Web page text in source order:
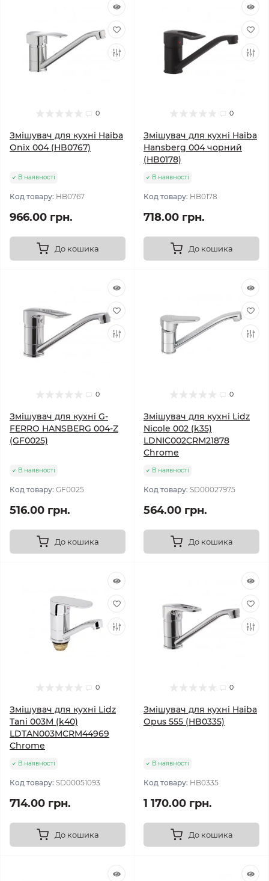
0
Змішувач для кухні Haiba
Onix 004 (HB0767)
В наявності
Код товару: HB0767
966.00 грн.
До кошика
0
Змішувач для кухні Haiba
Hansberg 004 чорний
(HB0178)
В наявності
Код товару: HB0178
718.00 грн.
До кошика
0
Змішувач для кухні G-
FERRO HANSBERG 004-Z
(GF0025)
В наявності
Код товару: GF0025
516.00 грн.
До кошика
0
Змішувач для кухні Lidz
Nicole 002 (k35)
LDNIC002CRM21878
Chrome
В наявності
Код товару: SD00027975
564.00 грн.
До кошика
0
Змішувач для кухні Lidz
Tani 003M (k40)
LDTAN003MCRM44969
Chrome
В наявності
Код товару: SD00051093
714.00 грн.
До кошика
0
Змішувач для кухні Haiba
Opus 555 (HB0335)
В наявності
Код товару: HB0335
1 170.00 грн.
До кошика